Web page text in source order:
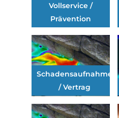
Vollservice /
Prävention
Schadensaufnahme
/ Vertrag